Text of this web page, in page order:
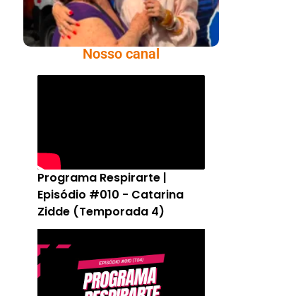
Nosso canal
Programa Respirarte |
Episódio #010 - Catarina
Zidde (Temporada 4)